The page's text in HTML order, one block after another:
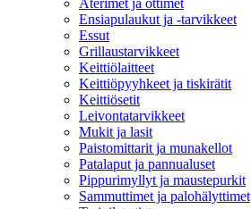
Aterimet ja ottimet
Ensiapulaukut ja -tarvikkeet
Essut
Grillaustarvikkeet
Keittiölaitteet
Keittiöpyyhkeet ja tiskirätit
Keittiösetit
Leivontatarvikkeet
Mukit ja lasit
Paistomittarit ja munakellot
Patalaput ja pannualuset
Pippurimyllyt ja maustepurkit
Sammuttimet ja palohälyttimet